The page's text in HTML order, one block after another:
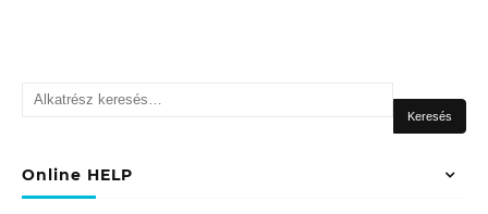
Keresés
Keresés
Online HELP